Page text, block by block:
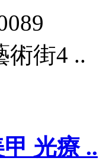
術街4 ..
光療 ..